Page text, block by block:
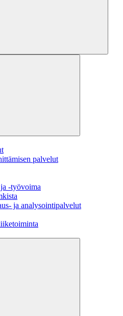
palvelut
-työvoima
ja analysointipalvelut